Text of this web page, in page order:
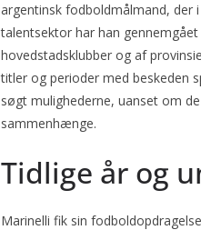
argentinsk fodboldmålmand, der
talentsektor har han
hovedstadsklubber og af
titler og perioder med beskeden
søgt mulighederne, uanset om
sammenhænge.
Tidlige år og
Marinelli fik sin